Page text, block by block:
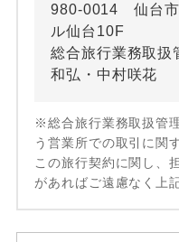
980-0014 仙台市
ル仙台10F
総合旅行業務取扱
和弘・中村咲花
※総合旅行業務取扱管
う営業所での取引に関
この旅行契約に関し、
があればご遠慮なく上